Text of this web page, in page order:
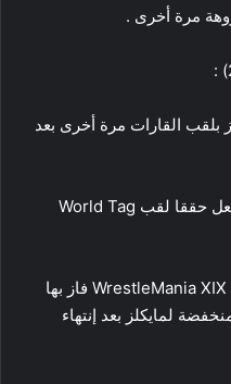
مرة أخرى .
القارات مرة أخرى بعد
بعدها كون فريق مع Christian وبالفعل حققا لقب World Tag
لعب جيركو ومايكلز مباراة أخرى في WrestleMania XIX فاز بها
لمايكلز بعد إنتهاء